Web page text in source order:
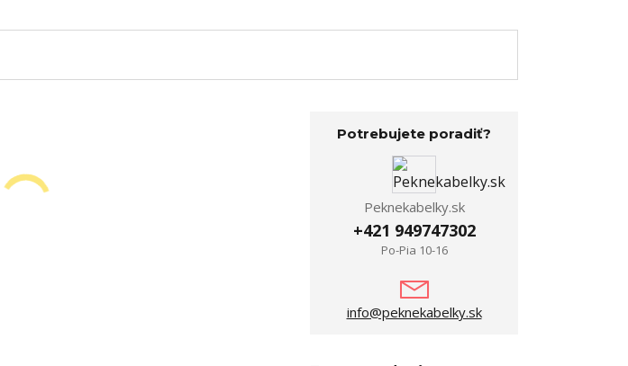
Potrebujete poradiť?
Peknekabelky.sk
+421 949747302
Po-Pia 10-16
info@peknekabelky.sk